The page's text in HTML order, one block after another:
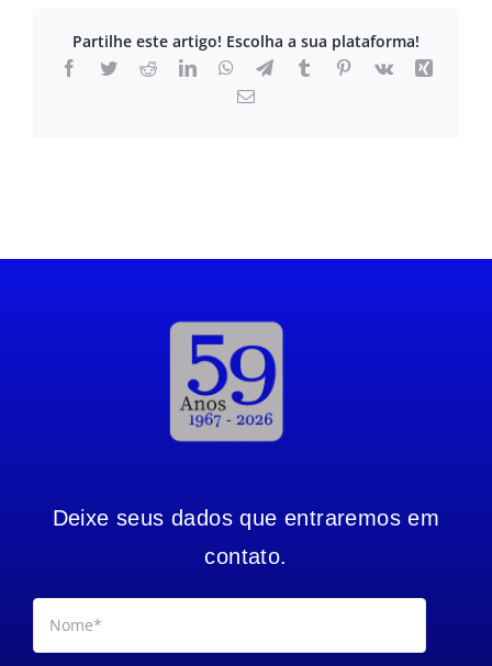
Partilhe este artigo! Escolha a sua plataforma!
Facebook
TwitterRedditLinkedInWhatsApp
TelegramTumblrPinterest
Vk
Xing
Email
Deixe seus dados que entraremos em
contato.